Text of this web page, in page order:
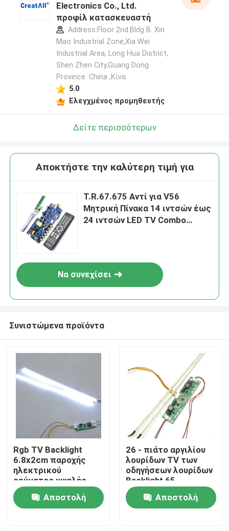
Αφήστε ένα μήνυμα
Υποβολή
Σπίτι
Προϊόντα
Electronics Co., Ltd.
προφίλ κατασκευαστή
Address:Floor 2nd.Bldg B. Xin
Mao Industrial Zone,Xia Wei
Industrial Area, Long Hua District,
Shen Zhen City,Guang Dong
Province. China ,Κίνα
5.0
Ελεγχμένος προμηθευτής
Δείτε περισσότερων
Αποκτήστε την καλύτερη τιμή για
T.R.67.675 Αντί για V56
Μητρική Πίνακα 14 ιντσών έως
24 ιντσών LED TV Combo
Να συνεχίσει
Συνιστώμενα προϊόντα
Rgb TV Backlight
6.8x2cm παροχής
ηλεκτρικού
ρεύματος υψηλής
τάσης μετατροπέας
Αποστολή
26 - πιάτο αργιλίου
λουρίδων TV των
οδηγήσεων λουρίδων
Backlight 65
οδηγήσεων ίντσας
Αποστολή